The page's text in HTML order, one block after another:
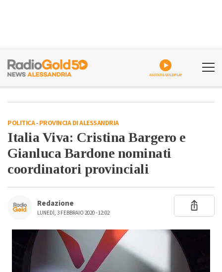
ASCOLTA GOLDPLAY
POLITICA-PROVINCIA DI ALESSANDRIA
Italia Viva: Cristina Bargero e
Gianluca Bardone nominati
coordinatori provinciali
Redazione
LUNEDÌ, 3 FEBBRAIO 2020 - 12:02